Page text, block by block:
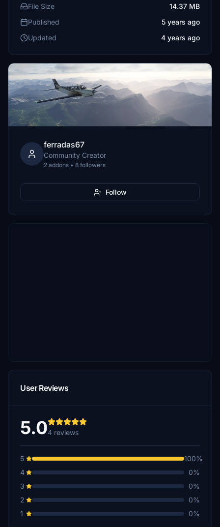
File Size
14.37 MB
Published
5 years ago
Updated
4 years ago
ferradas67
Community Creator
2 addons • 8 followers
Follow
User Reviews
5.04 reviews
5
100%
4
0%
3
0%
2
0%
1
0%